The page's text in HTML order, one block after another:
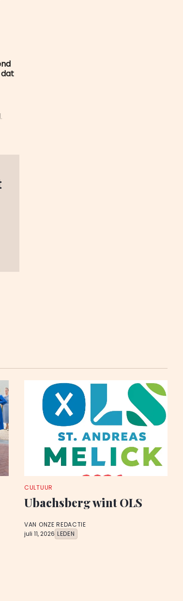
CULTUUR
Ubachsberg wint OLS
VAN ONZE REDACTIE
juli 11, 2026 LEDEN